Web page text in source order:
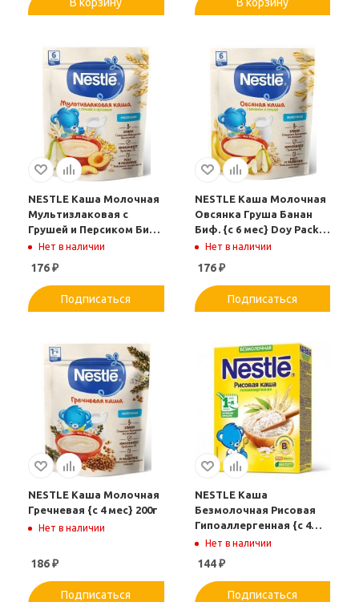
NESTLE Каша Молочная
Мультизлаковая с
Грушей и Персиком Биф
{с 6 мес} Doy Pack 200г.
Нет в наличии
176₽
Подписаться
NESTLE Каша Молочная
Овсянка Груша Банан
Биф. {с 6 мес} Doy Pack
200гНет в наличии
176₽
Подписаться
NESTLE Каша Молочная
Гречневая {с 4 мес} 200г
Нет в наличии
186₽
Подписаться
NESTLE Каша
Безмолочная Рисовая
Гипоаллергенная {с 4
мес} 200г.
Нет в наличии
144₽
Подписаться